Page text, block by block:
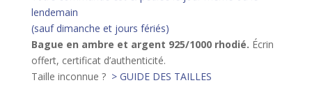
lendemain
(sauf dimanche et jours fériés)
Bague en ambre et argent 925/1000 rhodié. Écrin
offert, certificat d’authenticité.
Taille inconnue ? > GUIDE DES TAILLES